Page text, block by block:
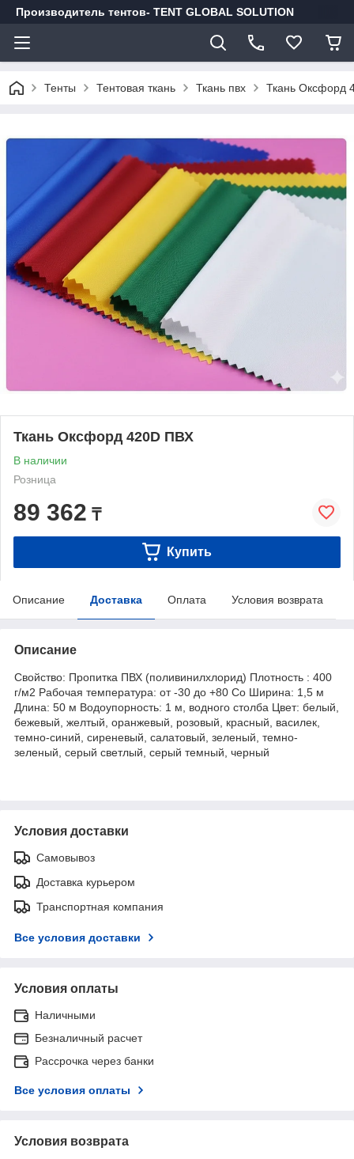
Производитель тентов- TENT GLOBAL SOLUTION
Тенты Тентовая ткань Ткань пвх Ткань Оксфорд
Ткань Оксфорд 420D ПВХ
В наличии
Розница
89 362 ₸
Купить
Описание Доставка Оплата Условия возврата
Описание
Свойство: Пропитка ПВХ (поливинилхлорид) Плотность : 400
г/м2 Рабочая температура: от -30 до +80 Co Ширина: 1,5 м
Длина: 50 м Водоупорность: 1 м, водного столба Цвет: белый,
бежевый, желтый, оранжевый, розовый, красный, василек,
темно-синий, сиреневый, салатовый, зеленый, темно-
зеленый, серый светлый, серый темный, черный
Условия доставки
Самовывоз
Доставка курьером
Транспортная компания
Все условия доставки
Условия оплаты
Наличными
Безналичный расчет
Рассрочка через банки
Все условия оплаты
Условия возврата